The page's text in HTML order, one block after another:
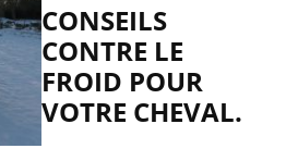
CONSEILS
CONTRE LE
FROID POUR
VOTRE CHEVAL.